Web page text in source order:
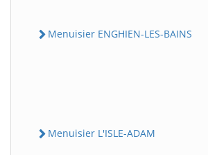
Menuisier ENGHIEN-LES-BAINS
Menuisier L'ISLE-ADAM